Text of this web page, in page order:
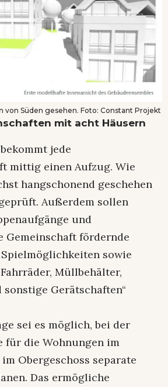
von Süden gesehen. Foto: Constant Projekt
mit acht Häusern
jede
mittig einen Aufzug. Wie
hangschonend geschehen
Außerdem sollen
und
Gemeinschaft fördernde
sowie
Müllbehälter,
Gerätschaften“
sei es möglich, bei der
für die Wohnungen im
Obergeschoss separate
Das ermögliche